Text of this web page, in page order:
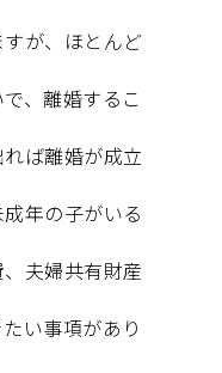
が、ほとんど
、離婚するこ
ば離婚が成立
年の子がいる
夫婦共有財産
い事項があり